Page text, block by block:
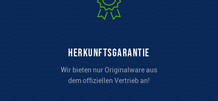
Wir bieten nur Originalware aus
dem offiziellen Vertrieb an!